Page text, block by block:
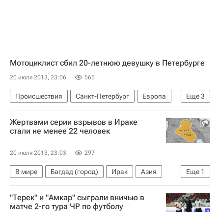
Мотоциклист сбил 20-летнюю девушку в Петербурге
20 июля 2013, 23:06 565
Еще3
Происшествия Санкт-Петербург
Европа
Северо-Западный ФО
Весь мир Россия
Жертвами серии взрывов в Ираке
стали не менее 22 человек
20 июля 2013, 23:03 297
Еще 1
В мире Багдад (город) Ирак
Азия
Весь мир
"Терек" и "Амкар" сыграли вничью в
матче 2-го тура ЧР по футболу